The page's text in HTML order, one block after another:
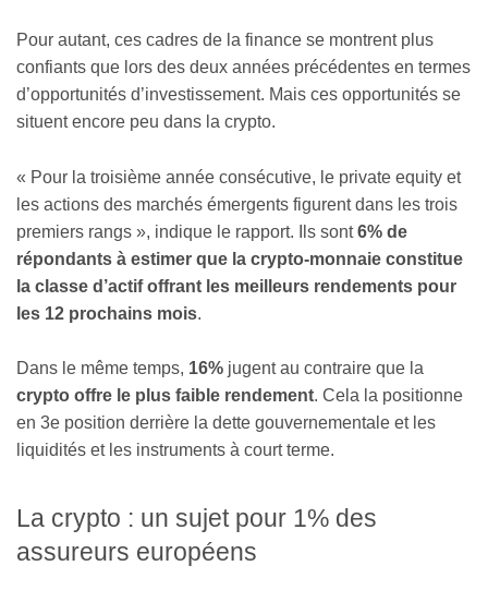
Pour autant, ces cadres de la finance se montrent plus
confiants que lors des deux années précédentes en termes
d’opportunités d’investissement. Mais ces opportunités se
situent encore peu dans la crypto.
« Pour la troisième année consécutive, le private equity et
les actions des marchés émergents figurent dans les trois
premiers rangs », indique le rapport. Ils sont6% de
répondants à estimer que la crypto-monnaie constitue
la classe d’actif offrant les meilleurs rendements pour
les 12 prochains mois.
Dans le même temps, 16% jugent au contraire que la
crypto offre le plus faible rendement. Cela la positionne
en 3e position derrière la dette gouvernementale et les
liquidités et les instruments à court terme.
La crypto : un sujet pour 1% des
assureurs européens